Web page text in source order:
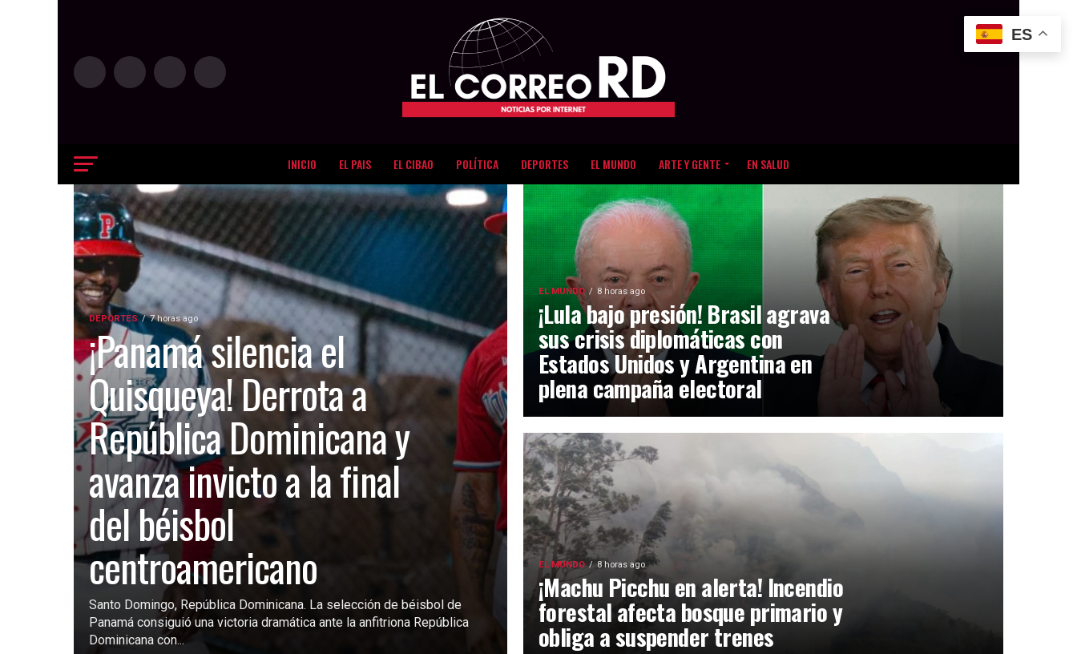
INICIO EL PAIS EL CIBAO POLÍTICA DEPORTES EL MUNDO ARTE Y GENTE EN SALUD
DEPORTES 7 horas ago
¡Panamá silencia el
Quisqueya! Derrota a
República Dominicana y
avanza invicto a la final
del béisbol
centroamericano
Santo Domingo, República Dominicana. La selección de béisbol de
Panamá consiguió una victoria dramática ante la anfitriona República
Dominicana con...
EL MUNDO 8 horas ago
¡Lula bajo presión! Brasil agrava
sus crisis diplomáticas con
Estados Unidos y Argentina en
plena campaña electoral
EL MUNDO 8 horas ago
¡Machu Picchu en alerta! Incendio
forestal afecta bosque primario y
obliga a suspender trenes
ES